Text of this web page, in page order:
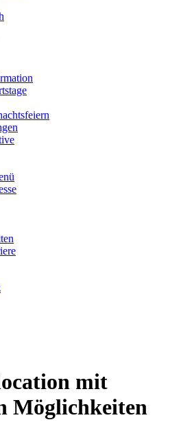
mit
Möglichkeiten